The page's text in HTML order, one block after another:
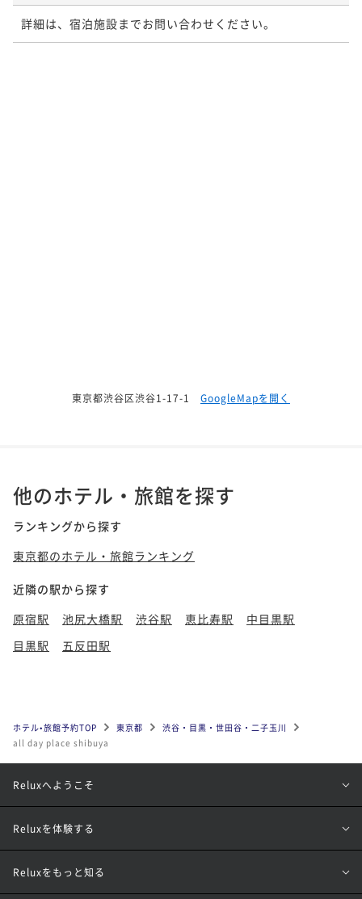
詳細は、宿泊施設までお問い合わせください。
東京都渋谷区渋谷1-17-1 GoogleMapを開く
他のホテル・旅館を探す
ランキングから探す
東京都のホテル・旅館ランキング
近隣の駅から探す
原宿駅
池尻大橋駅 渋谷駅 恵比寿駅
中目黒駅
目黒駅
五反田駅
ホテル•旅館予約TOP 東京都
渋谷・目黒・世田谷・二子玉川
all day place shibuya
Reluxへようこそ
Reluxを体験する
Reluxをもっと知る